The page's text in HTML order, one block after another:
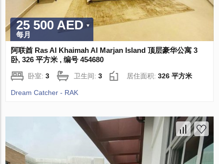
25 500 AED
每月
阿联酋 Ras Al Khaimah Al Marjan Island 顶层豪华公寓 3
卧, 326 平方米 , 编号 454680
卧室:3 卫生间:3 居住面积:326 平方米
Dream Catcher - RAK